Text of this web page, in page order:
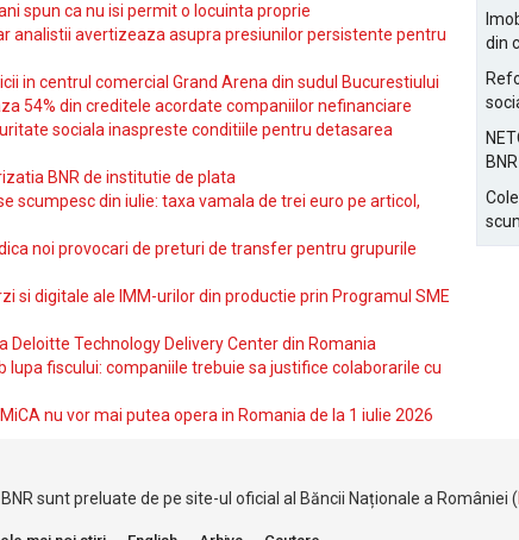
spun ca nu isi permit o locuinta proprie
analistii avertizeaza asupra presiunilor persistente pentru
in centrul comercial Grand Arena din sudul Bucurestiului
54% din creditele acordate companiilor nefinanciare
sociala inaspreste conditiile pentru detasarea
BNR de institutie de plata
scumpesc din iulie: taxa vamala de trei euro pe articol,
noi provocari de preturi de transfer pentru grupurile
si digitale ale IMM-urilor din productie prin Programul SME
Deloitte Technology Delivery Center din Romania
lupa fiscului: companiile trebuie sa justifice colaborarile cu
nu vor mai putea opera in Romania de la 1 iulie 2026
din
pe
sunt preluate de pe site-ul oficial al Băncii Naționale a României (